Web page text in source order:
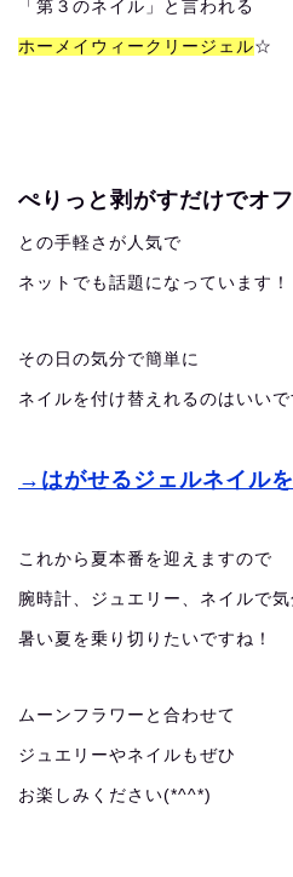
「第３のネイル」と言われる
ホーメイウィークリージェル☆
ぺりっと剥がすだけでオ
との手軽さが人気で
ネットでも話題になっています！
その日の気分で簡単に
ネイルを付け替えれるのはいいで
→はがせるジェルネイルを
これから夏本番を迎えますので
腕時計、ジュエリー、ネイルで
暑い夏を乗り切りたいですね！
ムーンフラワーと合わせて
ジュエリーやネイルもぜひ
お楽しみください(*^^*)